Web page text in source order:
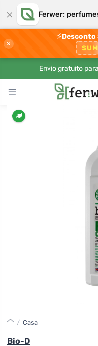
× Ferwer:
×
⚡Desconto
Envio gratuito
/ Casa
Bio-D